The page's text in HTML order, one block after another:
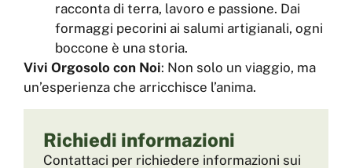
racconta di terra, lavoro e passione. Dai
formaggi pecorini ai salumi artigianali, ogni
boccone è una storia.
Vivi Orgosolo con Noi: Non solo un viaggio, ma
un’esperienza che arricchisce l’anima.
Richiedi informazioni
Contattaci per richiedere informazioni sui